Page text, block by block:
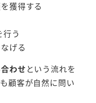
獲得する
う
げる
わせ という流れを
顧客が自然に問い